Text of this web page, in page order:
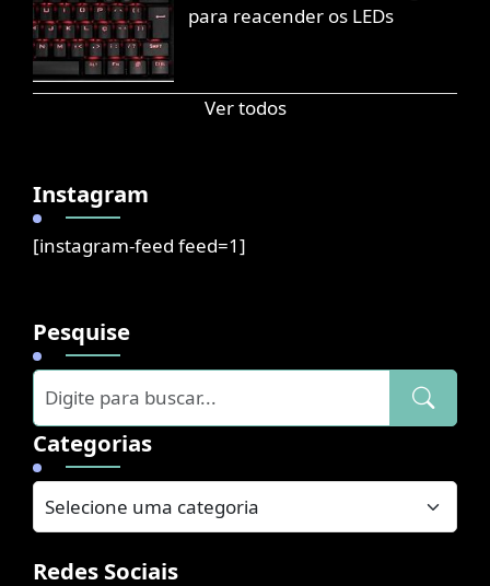
para reacender os LEDs
Ver todos
Instagram
[instagram-feed feed=1]
Pesquise
Categorias
Redes Sociais